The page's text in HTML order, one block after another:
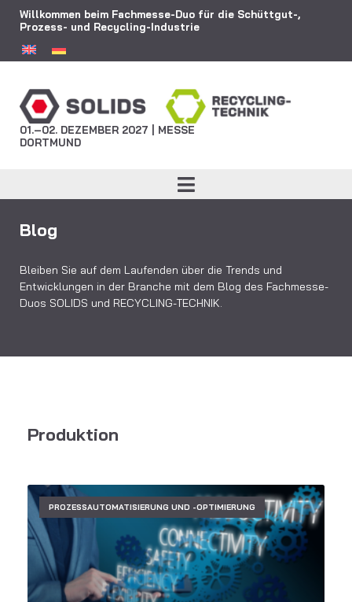
Willkommen beim Fachmesse-Duo für die Schüttgut-,
Prozess- und Recycling-Industrie
01.–02. DEZEMBER 2027 | MESSE
DORTMUND
Blog
Bleiben Sie auf dem Laufenden über die Trends und
Entwicklungen in der Branche mit dem Blog des Fachmesse-
Duos SOLIDS und RECYCLING-TECHNIK.
Produktion
PROZESSAUTOMATISIERUNG UND -OPTIMIERUNG